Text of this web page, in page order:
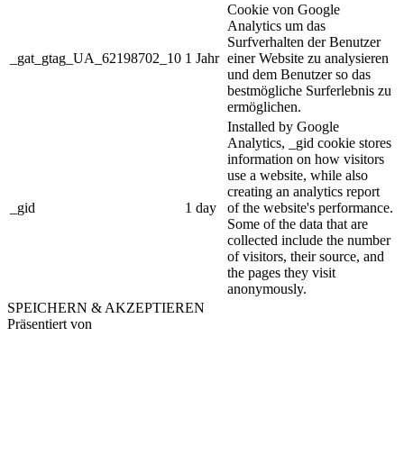
_gat_gtag_UA_62198702_10 1 Jahr
Cookie von Google
Analytics um das
Surfverhalten der Benutzer
einer Website zu analysieren
und dem Benutzer so das
bestmögliche Surferlebnis zu
ermöglichen.
_gid 1 day
Installed by Google
Analytics, _gid cookie stores
information on how visitors
use a website, while also
creating an analytics report
of the website's performance.
Some of the data that are
collected include the number
of visitors, their source, and
the pages they visit
anonymously.
SPEICHERN & AKZEPTIEREN
Präsentiert von